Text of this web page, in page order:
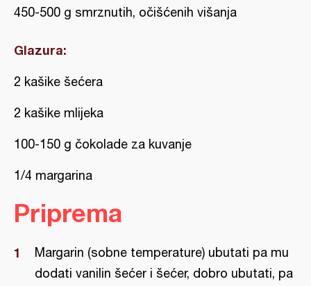
450-500 g smrznutih, očišćenih višanja
Glazura:
2 kašike šećera
2 kašike mlijeka
100-150 g čokolade za kuvanje
1/4 margarina
Priprema
Margarin (sobne temperature) ubutati pa mu
dodati vanilin šećer i šećer, dobro ubutati, pa